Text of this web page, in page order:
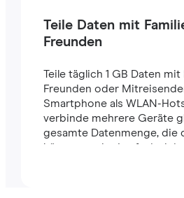
Teile Daten mit
Freunden
Teile täglich 1 GB Daten mit
Freunden oder
Smartphone als WLAN-
verbinde mehrere Geräte
gesamte Datenmenge, die
hängt von der Laufzeit